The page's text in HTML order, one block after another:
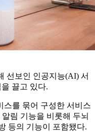
선보인 인공지능(AI) 서
을 끌고 있다.
스를 묶어 구성한 서비스
림 기능을 비롯해 두뇌
등의 기능이 포함됐다.